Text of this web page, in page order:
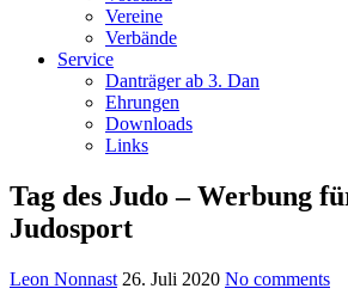
Vereine
Verbände
Service
Danträger ab 3. Dan
Ehrungen
Downloads
Links
Tag des Judo – Werbung
Judosport
Leon Nonnast 26. Juli 2020 No comments